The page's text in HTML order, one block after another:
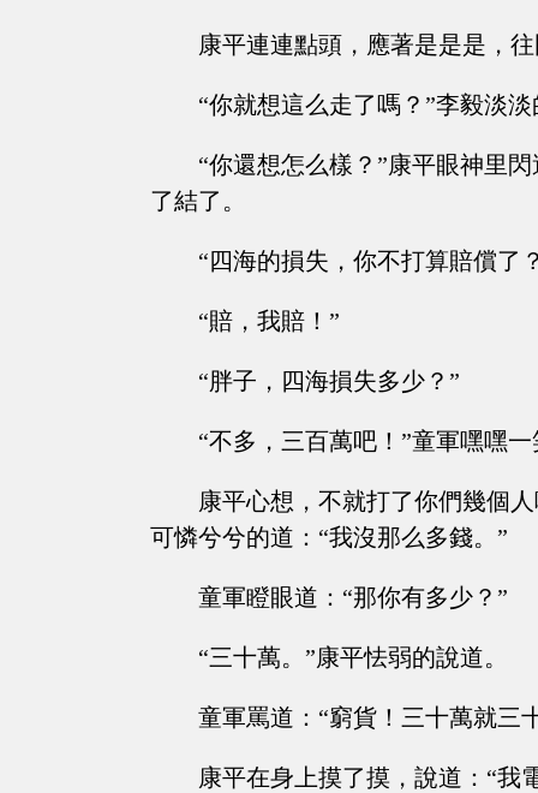
康平連連點頭，應著是是是，
“你就想這么走了嗎？”李毅淡
“你還想怎么樣？”康平眼神里
了結了。
“四海的損失，你不打算賠償了
“賠，我賠！”
“胖子，四海損失多少？”
“不多，三百萬吧！”童軍嘿嘿
康平心想，不就打了你們幾個
可憐兮兮的道：“我沒那么多錢。”
童軍瞪眼道：“那你有多少？”
“三十萬。”康平怯弱的說道。
童軍罵道：“窮貨！三十萬就三
康平在身上摸了摸，說道：“我